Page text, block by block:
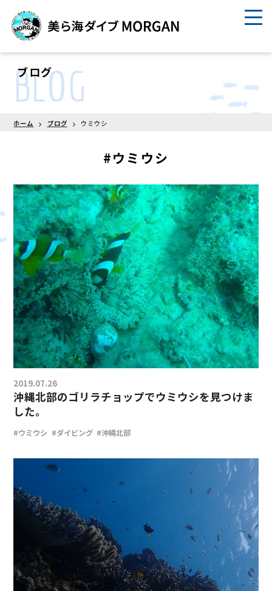
ブログ
BLOG
ホーム ブログ ウミウシ
#ウミウシ
2019.07.26
沖縄北部のゴリラチョップでウミウシを見つけま
した。
#ウミウシ #ダイビング #沖縄北部